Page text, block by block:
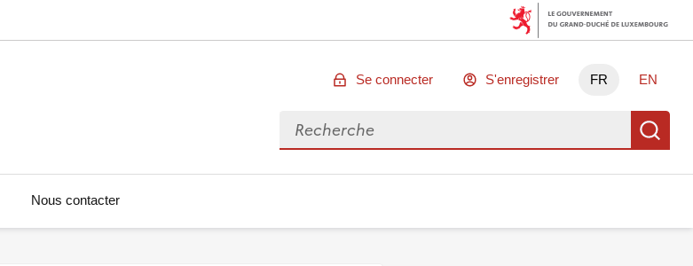
Se connecter S'enregistrer FR EN
Rechercher des données
Nous contacter